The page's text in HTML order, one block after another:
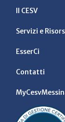
Il CESV
Servizi e
EsserCi
Contatti